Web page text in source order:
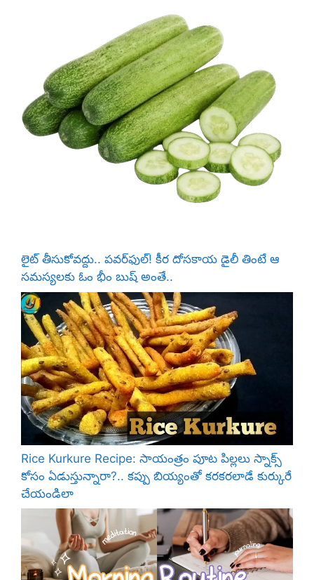
లైట్ తీసుకోవద్దు.. పవర్‌ఫుల్! కీర దోసకాయ డైలీ తింటే ఆ
సమస్యలకు ఓం భీం బుష్ అంతే..
Rice Kurkure Recipe: సాయంత్రం పూట పిల్లలు స్నాక్స్
కోసం ఏడుస్తున్నారా?.. కప్పు బియ్యంతో కరకరలాడే కుర్కురే
చేయండిలా